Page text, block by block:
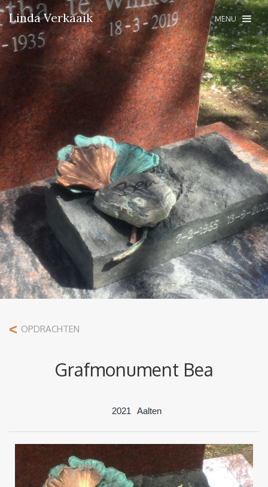
Linda Verkaaik MENU
< OPDRACHTEN
Grafmonument Bea
2021 Aalten